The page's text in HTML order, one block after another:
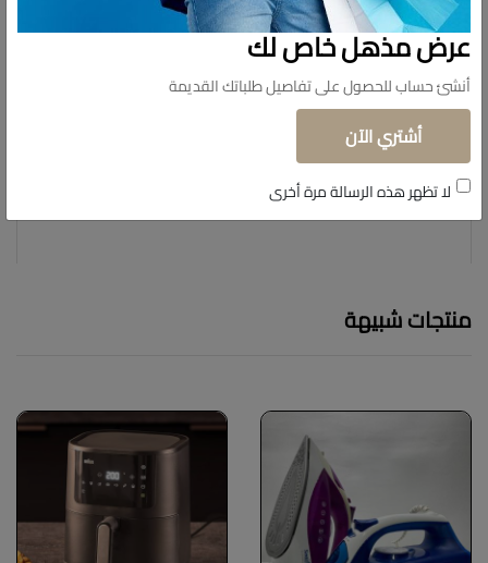
منتجات شبيهة
عرض مذهل خاص لك
أنشئ حساب للحصول على تفاصيل طلباتك القديمة
أشتري الآن
لا تظهر هذه الرسالة مرة أخرى